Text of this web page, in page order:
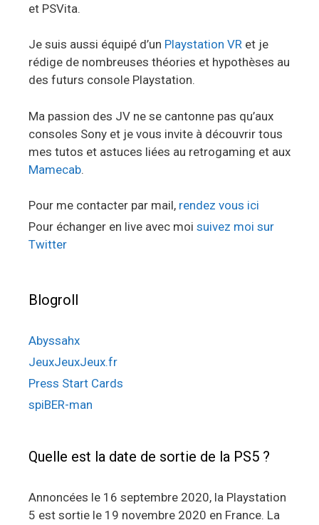
et PSVita.
Je suis aussi équipé d’un Playstation VR et je
rédige de nombreuses théories et hypothèses au
des futurs console Playstation.
Ma passion des JV ne se cantonne pas qu’aux
consoles Sony et je vous invite à découvrir tous
mes tutos et astuces liées au retrogaming et aux
Mamecab.
Pour me contacter par mail, rendez vous ici
Pour échanger en live avec moi suivez moi sur
Twitter
Blogroll
Abyssahx
JeuxJeuxJeux.fr
Press Start Cards
spiBER-man
Quelle est la date de sortie de la PS5 ?
Annoncées le 16 septembre 2020, la Playstation
5 est sortie le 19 novembre 2020 en France. La